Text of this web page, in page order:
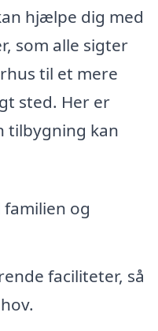
hjælpe dig med
som alle sigter
til et mere
sted. Her er
tilbygning kan
familien og
faciliteter, så